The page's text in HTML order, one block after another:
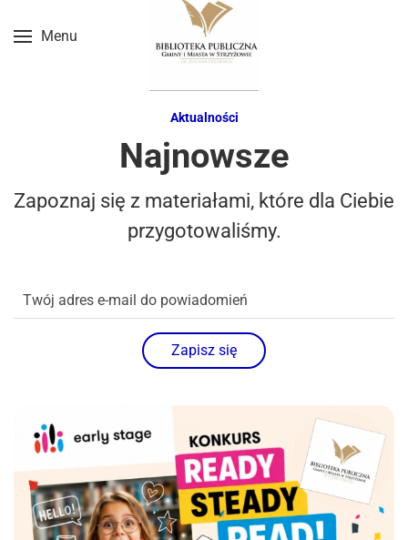
Przejdź do treści głównej
Menu
Aktualności
Najnowsze
Zapoznaj się z materiałami, które dla Ciebie
przygotowaliśmy.
Zapisz się